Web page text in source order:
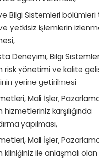
Bilgi Sistemleri bölümleri
yetkisiz işlemlerin
Deneyimi, Bilgi
risk yönetimi ve kalite
yerine getirilmesi
Mali İşler,
hizmetleriniz karşılığında
yapılması,
Mali İşler,
kliniğiniz ile anlaşmalı